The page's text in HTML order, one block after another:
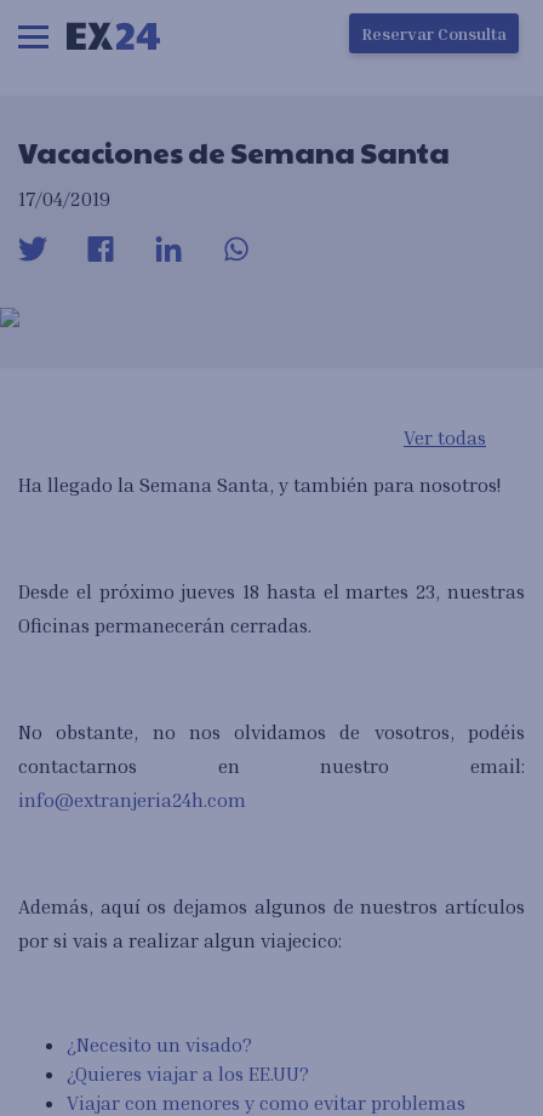
Ha ocurrido un error en la carga de la pantalla
Reservar Consulta
Vacaciones de Semana Santa
17/04/2019
Ver todas
Ha llegado la Semana Santa, y también para nosotros!
Desde el próximo jueves 18 hasta el martes 23, nuestras
Oficinas permanecerán cerradas.
No obstante, no nos olvidamos de vosotros, podéis
contactarnos en nuestro email:
info@extranjeria24h.com
Además, aquí os dejamos algunos de nuestros artículos
por si vais a realizar algun viajecico:
¿Necesito un visado?
¿Quieres viajar a los EE.UU?
Viajar con menores y como evitar problemas